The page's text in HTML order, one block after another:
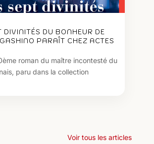
DIVINITÉS DU BONHEUR DE
PARAÎT CHEZ ACTES
roman du maître incontesté du
paru dans la collection
Voir tous les articles